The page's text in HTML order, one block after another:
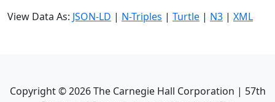
View Data As: JSON-LD | N-Triples | Turtle | N3 | XML
Copyright ©2026The Carnegie Hall Corporation | 57th